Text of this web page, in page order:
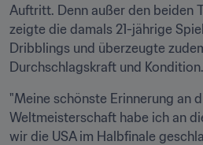
Auftritt. Denn außer den beiden
zeigte die damals 21-jährige
Dribblings und überzeugte
Durchschlagskraft und Kondition.
"Meine schönste Erinnerung an
Weltmeisterschaft habe ich an
wir die USA im Halbfinale